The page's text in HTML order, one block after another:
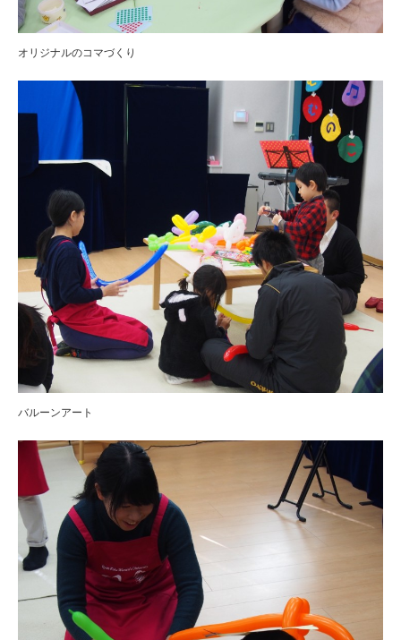
オリジナルのコマづくり
バルーンアート